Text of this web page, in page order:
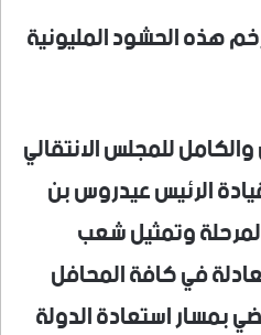
هذه الحشود المليونية
للمجلس الانتقالي
الرئيس عيدروس بن
وتمثيل شعب
في كافة المحافل
بمسار استعادة الدولة